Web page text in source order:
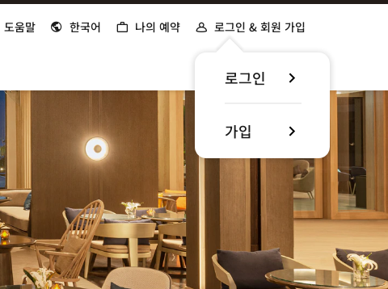
도움말 한국어 나의 예약 로그인 & 회원 가입
로그인
가입